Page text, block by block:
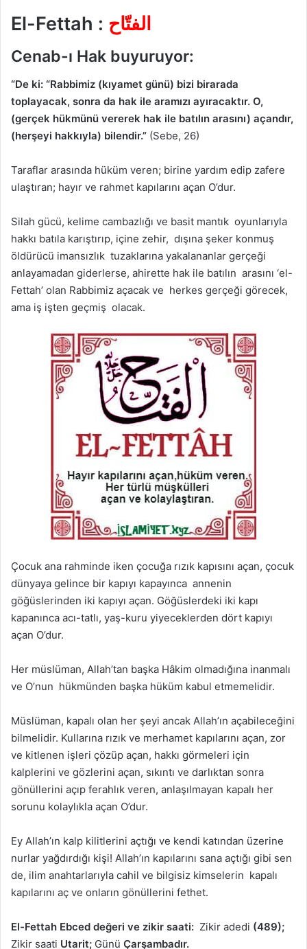
El-Fettah :
Cenab-ı Hak buyuruyor:
“De ki: “Rabbimiz (kıyamet günü) bizi birarada
toplayacak, sonra da hak ile aramızı ayıracaktır. O,
(gerçek hükmünü vererek hak ile batılın arasını) açandır,
(herşeyi hakkıyla) bilendir.” (Sebe, 26)
Taraflar arasında hüküm veren; birine yardım edip zafere
ulaştıran; hayır ve rahmet kapılarını açan O’dur.
Silah gücü, kelime cambazlığı ve basit mantık oyunlarıyla
hakkı batıla karıştırıp, içine zehir, dışına şeker konmuş
öldürücü imansızlık tuzaklarına yakalananlar gerçeği
anlayamadan giderlerse, ahirette hak ile batılın arasını ‘el-
Fettah’ olan Rabbimiz açacak ve herkes gerçeği görecek,
ama iş işten geçmiş olacak.
Çocuk ana rahminde iken çocuğa rızık kapısını açan, çocuk
dünyaya gelince bir kapıyı kapayınca annenin
göğüslerinden iki kapıyı açan. Göğüslerdeki iki kapı
kapanınca acı-tatlı, yaş-kuru yiyeceklerden dört kapıyı
açan O’dur.
Her müslüman, Allah’tan başka Hâkim olmadığına inanmalı
ve O’nun hükmünden başka hüküm kabul etmemelidir.
Müslüman, kapalı olan her şeyi ancak Allah’ın açabileceğini
bilmelidir. Kullarına rızık ve merhamet kapılarını açan, zor
ve kitlenen işleri çözüp açan, hakkı görmeleri için
kalplerini ve gözlerini açan, sıkıntı ve darlıktan sonra
gönüllerini açıp ferahlık veren, anlaşılmayan kapalı her
sorunu kolaylıkla açan O’dur.
Ey Allah’ın kalp kilitlerini açtığı ve kendi katından üzerine
nurlar yağdırdığı kişi! Allah’ın kapılarını sana açtığı gibi sen
de, ilim anahtarlarıyla cahil ve bilgisiz kimselerin kapalı
kapılarını aç ve onların gönüllerini fethet.
El-Fettah Ebced değeri ve zikir saati: Zikir adedi (489);
Zikir saati Utarit; Günü Çarşambadır.